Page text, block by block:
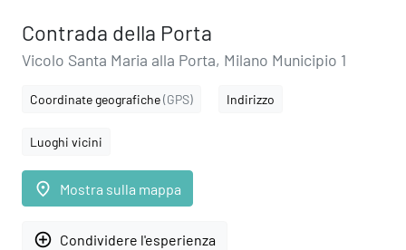
Contrada della Porta
Vicolo Santa Maria alla Porta, Milano Municipio 1
Coordinate geografiche(GPS) Indirizzo
Luoghi vicini
place Mostra sulla mappa
add_circle_outline Condividere l'esperienza